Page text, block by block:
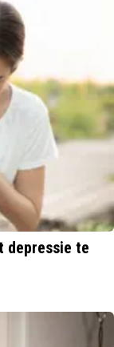
depressie te